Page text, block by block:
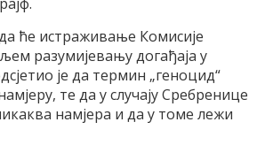
ће истраживање Комисије
разумијевању догађаја у
је да термин „геноцид“
те да у случају Сребренице
намјера и да у томе лежи